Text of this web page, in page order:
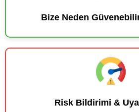
Bize Neden
Risk Bildirimi &